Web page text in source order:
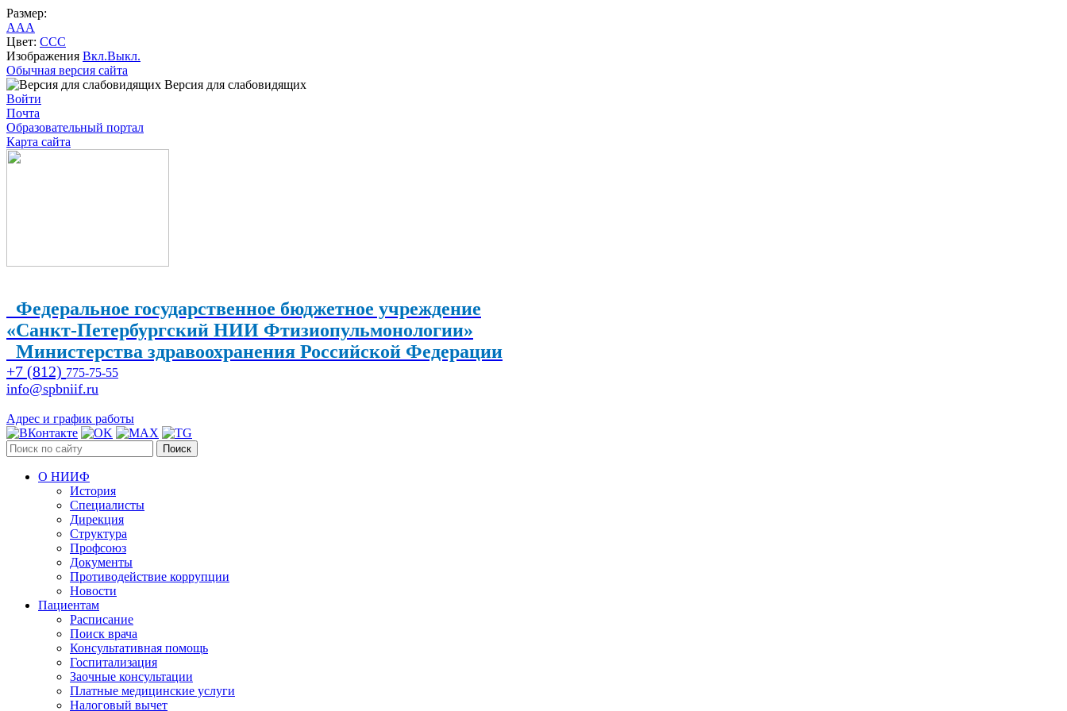
Размер:
AAA
Цвет: CCC
Изображения Вкл.Выкл.
Обычная версия сайта
Версия для слабовидящих
Войти
Почта
Образовательный портал
Карта сайта
Федеральное государственное бюджетное учреждение
«Санкт-Петербургский НИИ Фтизиопульмонологии»
Министерства здравоохранения Российской Федерации
+7 (812) 775-75-55
info@spbniif.ru
Адрес и график работы
Поиск
О НИИФ
История
Специалисты
Дирекция
Структура
Профсоюз
Документы
Противодействие коррупции
Новости
Пациентам
Расписание
Поиск врача
Консультативная помощь
Госпитализация
Заочные консультации
Платные медицинские услуги
Налоговый вычет